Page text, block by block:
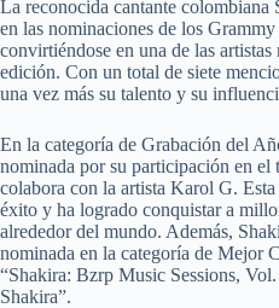
La reconocida cantante colombiana
en las nominaciones de los
convirtiéndose en una de las artistas
edición. Con un total de siete
una vez más su talento y su
En la categoría de Grabación del
nominada por su participación en el
colabora con la artista Karol G.
éxito y ha logrado conquistar a
alrededor del mundo. Además,
nominada en la categoría de Mejor
“Shakira: Bzrp Music Sessions,
Shakira”.